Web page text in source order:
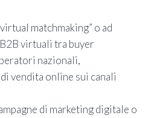
matchmaking” o ad
virtuali tra buyer
nazionali,
vendita online sui canali
di marketing digitale o